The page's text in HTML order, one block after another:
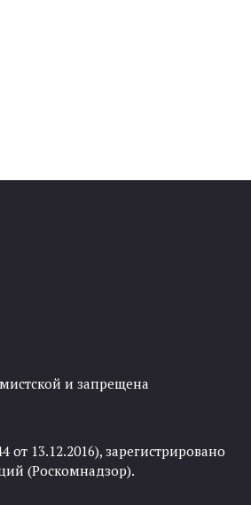
и запрещена
13.12.2016), зарегистрировано
(Роскомнадзор).